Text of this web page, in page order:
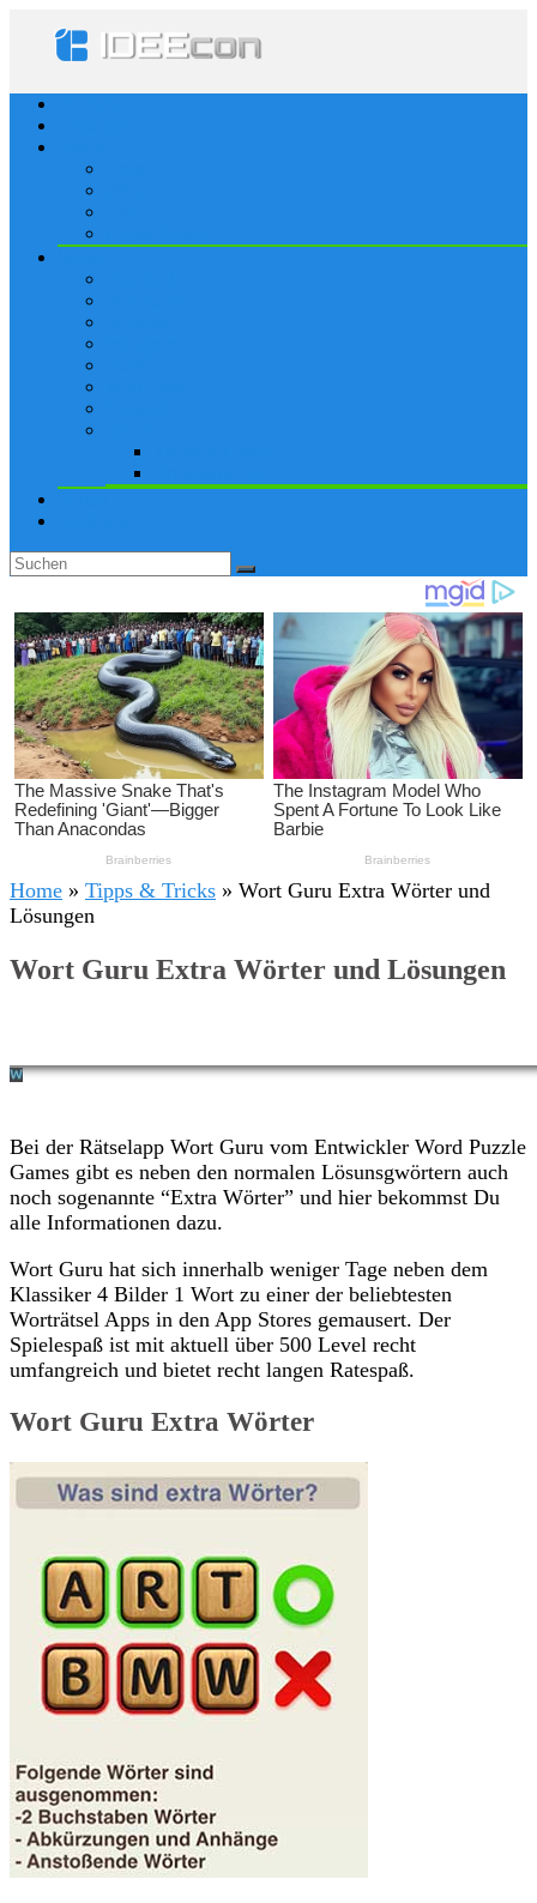
Home » Tipps & Tricks » Wort Guru Extra Wörter und
Lösungen
Wort Guru Extra Wörter und Lösungen
Bei der Rätselapp Wort Guru vom Entwickler Word Puzzle
Games gibt es neben den normalen Lösunsgwörtern auch
noch sogenannte “Extra Wörter” und hier bekommst Du
alle Informationen dazu.
Wort Guru hat sich innerhalb weniger Tage neben dem
Klassiker 4 Bilder 1 Wort zu einer der beliebtesten
Worträtsel Apps in den App Stores gemausert. Der
Spielespaß ist mit aktuell über 500 Level recht
umfangreich und bietet recht langen Ratespaß.
Wort Guru Extra Wörter